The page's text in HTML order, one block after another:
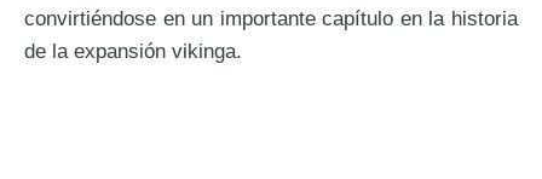
convirtiéndose en un importante capítulo en la historia
de la expansión vikinga.